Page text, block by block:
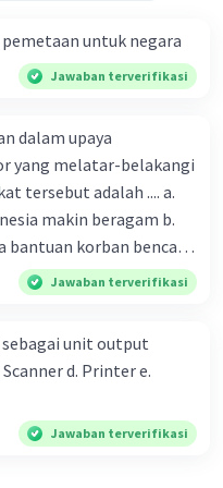
untuk negara
Jawaban terverifikasi
dalam upaya
yang melatar-belakangi
tersebut adalah .... a.
makin beragam b.
bantuan korban bencana
kebencanaan
d. masyarakat
bahwa masyarakat
Jawaban terverifikasi
unit output
d. Printer e.
Jawaban terverifikasi